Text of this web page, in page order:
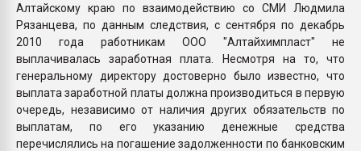
Алтайскому краю по взаимодействию со СМИ Людмила
Рязанцева, по данным следствия, с сентября по декабрь
2010 года работникам ООО "Алтайхимпласт" не
выплачивалась заработная плата. Несмотря на то, что
генеральному директору достоверно было известно, что
выплата заработной платы должна производиться в первую
очередь, независимо от наличия других обязательств по
выплатам, по его указанию денежные средства
перечислялись на погашение задолженности по банковским